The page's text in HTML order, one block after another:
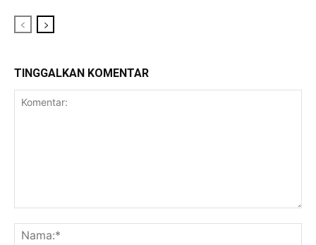
TINGGALKAN KOMENTAR